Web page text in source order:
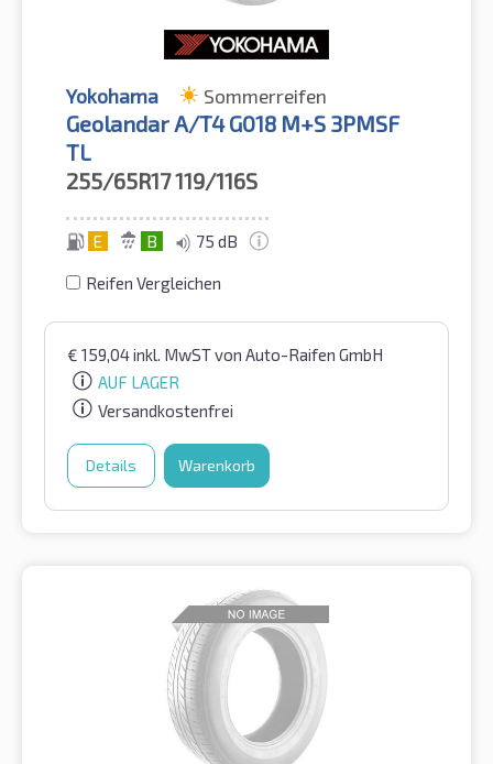
Yokohama Sommerreifen
Geolandar A/T4 G018 M+S 3PMSF
TL
255/65R17119/116S
E B 75 dB
Reifen Vergleichen
€ 159,04inkl. MwSTvon Auto-Raifen GmbH
AUF LAGER
Versandkostenfrei
Details Warenkorb